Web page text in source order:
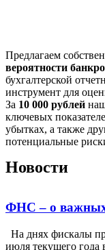
Предлагаем
вероятности
бухгалтерской
инструмент для
За 10 000 рублей
ключевых
убытках, а также
потенциальные
Новости
ФНС – о важных
На днях фискалы
июля текущего года